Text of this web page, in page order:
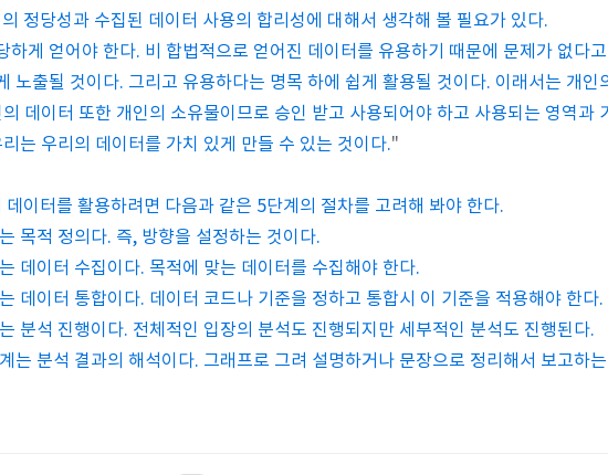
정당성과 수집된 데이터 사용의 합리성에 대해서 생각해 볼 필요가 있다.
하게 얻어야 한다. 비 합법적으로 얻어진 데이터를 유용하기 때문에 문제가 없다
노출될 것이다. 그리고 유용하다는 명목 하에 쉽게 활용될 것이다. 이래서는 개인
데이터 또한 개인의 소유물이므로 승인 받고 사용되어야 하고 사용되는 영역과
는 우리의 데이터를 가치 있게 만들 수 있는 것이다."
데이터를 활용하려면 다음과 같은 5단계의 절차를 고려해 봐야 한다.
목적 정의다. 즉, 방향을 설정하는 것이다.
데이터 수집이다. 목적에 맞는 데이터를 수집해야 한다.
데이터 통합이다. 데이터 코드나 기준을 정하고 통합시 이 기준을 적용해야 한다.
분석 진행이다. 전체적인 입장의 분석도 진행되지만 세부적인 분석도 진행된다.
는 분석 결과의 해석이다. 그래프로 그려 설명하거나 문장으로 정리해서 보고하